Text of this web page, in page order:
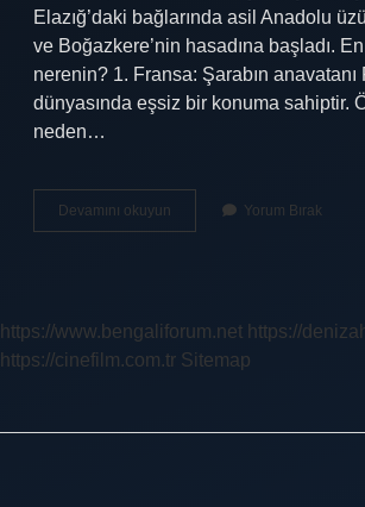
Elazığ’daki bağlarında asil Anadolu
ve Boğazkere’nin hasadına başladı.
nerenin? 1. Fransa: Şarabın
dünyasında eşsiz bir konuma sahiptir.
neden…
Devamını okuyun Öküzgözü
Nerenin
Yorum Bırak
https://www.bengaliforum.net https://
https://cinefilm.com.tr Sitemap